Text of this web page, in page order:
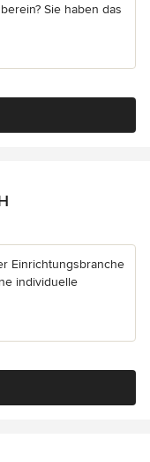
Sie haben das
Einrichtungsbranche
individuelle